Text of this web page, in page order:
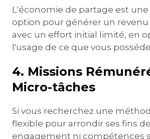
L'économie de partage est
option pour générer un
avec un effort initial limité, en
l'usage de ce que vous
4. Missions
Micro-tâches
Si vous recherchez une
flexible pour arrondir ses fins
engagement ni compétences